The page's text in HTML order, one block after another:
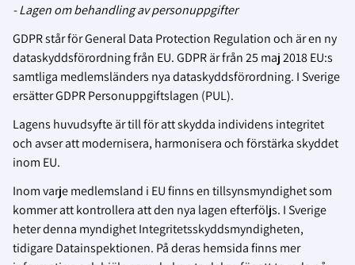
- Lagen om behandling av personuppgifter
GDPR står för General Data Protection Regulation och är en ny
dataskyddsförordning från EU. GDPR är från 25 maj 2018 EU:s
samtliga medlemsländers nya dataskyddsförordning. I Sverige
ersätter GDPR Personuppgiftslagen (PUL).
Lagens huvudsyfte är till för att skydda individens integritet
och avser att modernisera, harmonisera och förstärka skyddet
inom EU.
Inom varje medlemsland i EU finns en tillsynsmyndighet som
kommer att kontrollera att den nya lagen efterföljs. I Sverige
heter denna myndighet Integritetsskyddsmyndigheten,
tidigare Datainspektionen. På deras hemsida finns mer